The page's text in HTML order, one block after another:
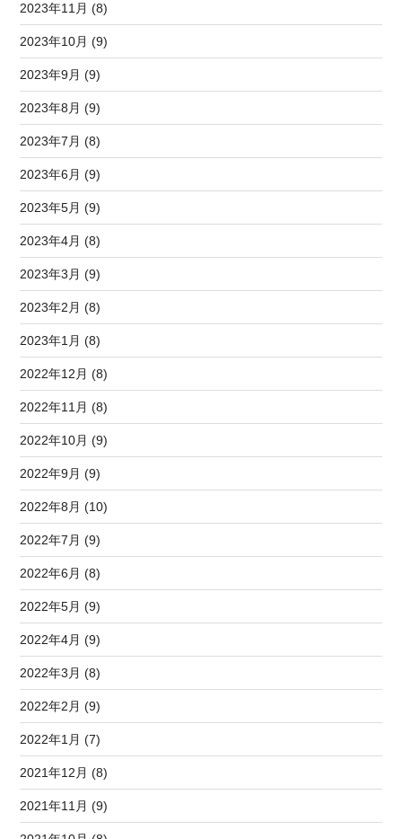
2023年11月 (8)
2023年10月 (9)
2023年9月 (9)
2023年8月 (9)
2023年7月 (8)
2023年6月 (9)
2023年5月 (9)
2023年4月 (8)
2023年3月 (9)
2023年2月 (8)
2023年1月 (8)
2022年12月 (8)
2022年11月 (8)
2022年10月 (9)
2022年9月 (9)
2022年8月 (10)
2022年7月 (9)
2022年6月 (8)
2022年5月 (9)
2022年4月 (9)
2022年3月 (8)
2022年2月 (9)
2022年1月 (7)
2021年12月 (8)
2021年11月 (9)